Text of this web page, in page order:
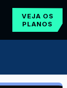
VEJA OS
PLANOS